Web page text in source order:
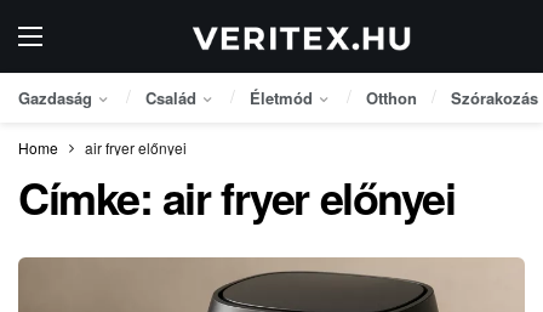
Gazdaság Család Életmód Otthon Szórakozás
Home air fryer előnyei
Címke: air fryer előnyei